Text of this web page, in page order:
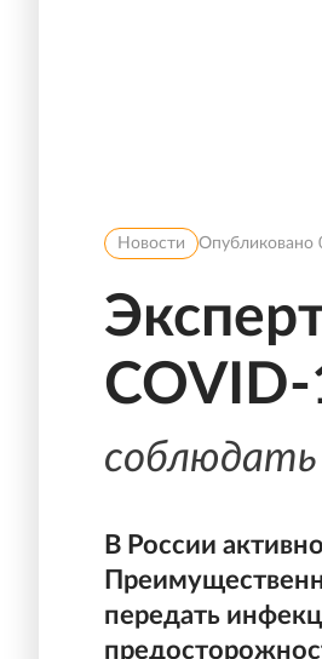
Новости Опубликовано
В России
передать